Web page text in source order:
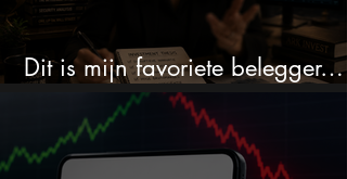
Dit is mijn favoriete belegger…
en het is niet Warren Buffett